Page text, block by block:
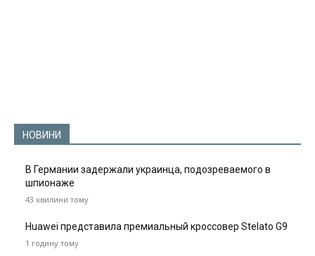
НОВИНИ
В Германии задержали украинца, подозреваемого в
шпионаже
43 хвилини тому
Huawei представила премиальный кроссовер Stelato G9
1 годину тому